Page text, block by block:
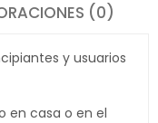
(0)
y usuarios
en casa o en el